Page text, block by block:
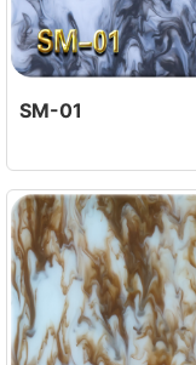
SM-01